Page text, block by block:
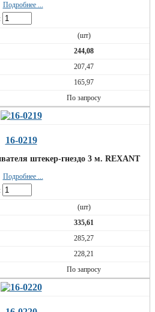
Подробнее ...
(шт)
244,08
207,47
165,97
По запросу
16-0219
штекер-гнездо 3 м. REXANT
Подробнее ...
(шт)
335,61
285,27
228,21
По запросу